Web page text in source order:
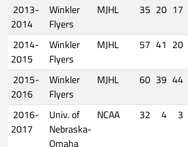
2013-
2014
Winkler
Flyers
MJHL 35 20 17
2014-
2015
Winkler
Flyers
MJHL 57 41 20
2015-
2016
Winkler
Flyers
MJHL 60 39 44
2016-
2017
Univ. of
Nebraska-
NCAA 32 4 3